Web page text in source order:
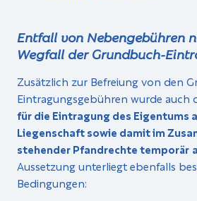
Entfall von Nebengebühren
Wegfall der Grundbuch-
Zusätzlich zur Befreiung von den
Eintragungsgebühren wurde auch
für die Eintragung des Eigentums
Liegenschaft sowie damit im
stehender Pfandrechte temporär
Aussetzung unterliegt ebenfalls
Bedingungen: